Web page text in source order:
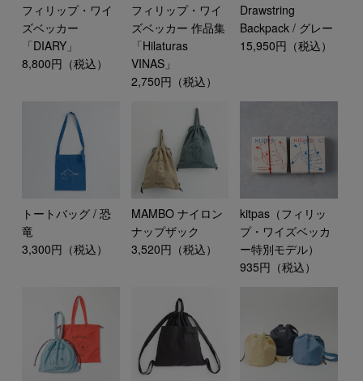
フィリップ・ワイ
ズベッカー
「DIARY」
8,800円（税込）
フィリップ・ワイ
ズベッカー 作品集
「Hilaturas
VINAS」
2,750円（税込）
Drawstring
Backpack / グレー
15,950円（税込）
トートバッグ / 恐
竜
3,300円（税込）
MAMBO ナイロン
ナップザック
3,520円（税込）
kitpas（フィリッ
プ・ワイズベッカ
ー特別モデル）
935円（税込）